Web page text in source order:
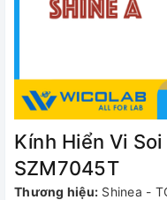
Kính Hiển Vi
SZM7045T
Thương hiệu: Shinea -